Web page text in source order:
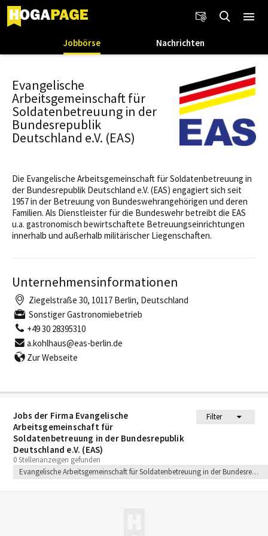
Jobbörse Nachrichten
Jobs der Firma Evangelische
Arbeitsgemeinschaft für
Soldatenbetreuung in der Bundesrepublik
Deutschland e.V. (EAS)
Filter
0 Stellenanzeigen gefunden
Evangelische Arbeitsgemeinschaft für Soldatenbetreuung in der Bundesrepublik Deutschland e.V. (EAS)
Evangelische
Arbeitsgemeinschaft für
Soldatenbetreuung in der
Bundesrepublik
Deutschland e.V. (EAS)
Die Evangelische Arbeitsgemeinschaft für Soldatenbetreuung in
der Bundesrepublik Deutschland e.V. (EAS) engagiert sich seit
1957 in der Betreuung von Bundeswehrangehörigen und deren
Familien. Als Dienstleister für die Bundeswehr betreibt die EAS
u.a. gastronomisch bewirtschaftete Betreuungseinrichtungen
innerhalb und außerhalb militärischer Liegenschaften.
Unternehmensinformationen
Ziegelstraße 30, 10117 Berlin, Deutschland
Sonstiger Gastronomiebetrieb
+49 30 28395310
a.kohlhaus@eas-berlin.de
Zur Webseite